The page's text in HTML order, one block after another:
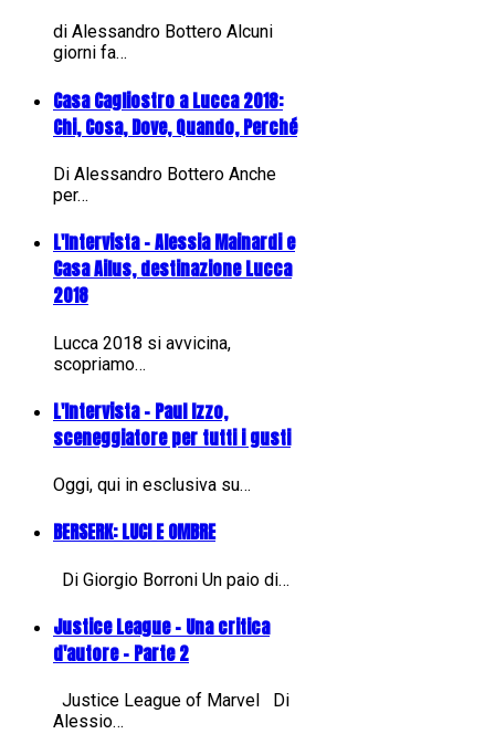
di Alessandro Bottero Alcuni
giorni fa…
Casa Cagliostro a Lucca 2018:
Chi, Cosa, Dove, Quando, Perché
Di Alessandro Bottero Anche
per…
L'Intervista - Alessia Mainardi e
Casa Ailus, destinazione Lucca
2018
Lucca 2018 si avvicina,
scopriamo…
L'Intervista - Paul Izzo,
sceneggiatore per tutti i gusti
Oggi, qui in esclusiva su…
BERSERK: LUCI E OMBRE
Di Giorgio Borroni Un paio di…
Justice League - Una critica
d'autore - Parte 2
Justice League of Marvel Di
Alessio…